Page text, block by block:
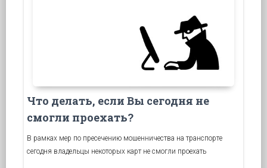
Что делать, если Вы сегодня не
смогли проехать?
В рамках мер по пресечению мошенничества на транспорте
сегодня владельцы некоторых карт не смогли проехать